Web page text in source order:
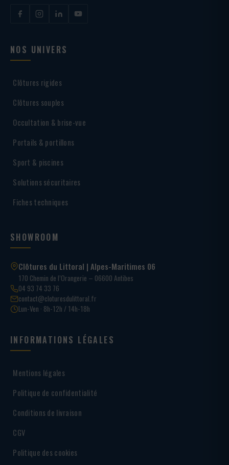
NOS UNIVERS
Clôtures rigides
Clôtures souples
Occultation & brise-vue
Portails & portillons
Sport & piscines
Solutions sécuritaires
Fiches techniques
SHOWROOM
Clôtures du Littoral | Alpes-Maritimes 06
170 Chemin de l’Orangerie – 06600 Antibes
04 93 74 33 76
contact@cloturesdulittoral.fr
Lun-Ven · 8h-12h / 14h-18h
INFORMATIONS LÉGALES
Mentions légales
Politique de confidentialité
Conditions de livraison
CGV
Politique des cookies